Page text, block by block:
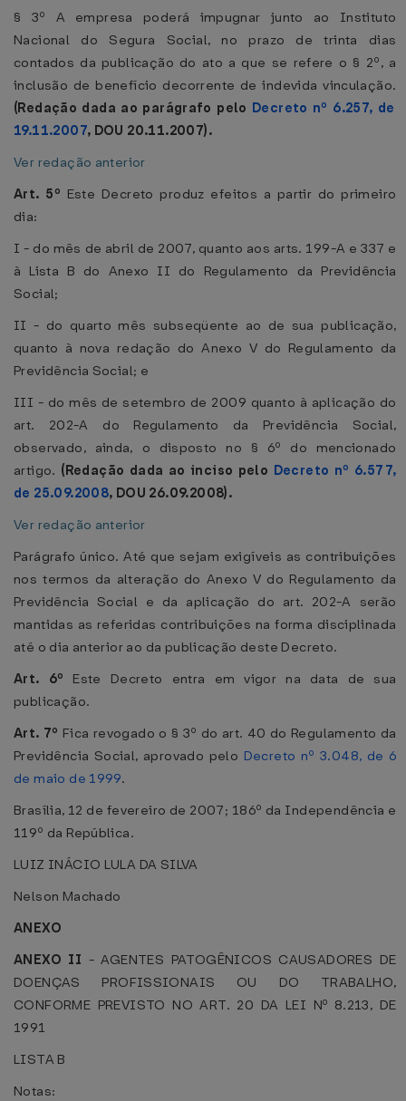
§ 3º A empresa poderá impugnar junto ao Instituto
Nacional do Segura Social, no prazo de trinta dias
contados da publicação do ato a que se refere o § 2º, a
inclusão de benefício decorrente de indevida vinculação.
(Redação dada ao parágrafo pelo Decreto nº 6.257, de
19.11.2007, DOU 20.11.2007).
Ver redação anterior
Art. 5º Este Decreto produz efeitos a partir do primeiro
dia:
I - do mês de abril de 2007, quanto aos arts. 199-A e 337 e
à Lista B do Anexo II do Regulamento da Previdência
Social;
II - do quarto mês subseqüente ao de sua publicação,
quanto à nova redação do Anexo V do Regulamento da
Previdência Social; e
III - do mês de setembro de 2009 quanto à aplicação do
art. 202-A do Regulamento da Previdência Social,
observado, ainda, o disposto no § 6º do mencionado
artigo. (Redação dada ao inciso pelo Decreto nº 6.577,
de 25.09.2008, DOU 26.09.2008).
Ver redação anterior
Parágrafo único. Até que sejam exigíveis as contribuições
nos termos da alteração do Anexo V do Regulamento da
Previdência Social e da aplicação do art. 202-A serão
mantidas as referidas contribuições na forma disciplinada
até o dia anterior ao da publicação deste Decreto.
Art. 6º Este Decreto entra em vigor na data de sua
publicação.
Art. 7º Fica revogado o § 3º do art. 40 do Regulamento da
Previdência Social, aprovado pelo Decreto nº 3.048, de 6
de maio de 1999.
Brasília, 12 de fevereiro de 2007; 186º da Independência e
119º da República.
LUIZ INÁCIO LULA DA SILVA
Nelson Machado
ANEXO
ANEXO II - AGENTES PATOGÊNICOS CAUSADORES DE
DOENÇAS PROFISSIONAIS OU DO TRABALHO,
CONFORME PREVISTO NO ART. 20 DA LEI No
8.213, DE
1991
LISTA B
Notas: